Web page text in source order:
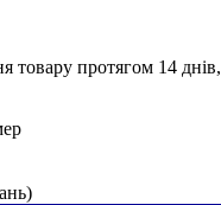
товару протягом 14 днів,